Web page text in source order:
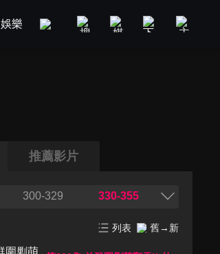
娛樂 美食旅遊 新聞政論
推薦影片
300-329 330-355
列表 舊→新